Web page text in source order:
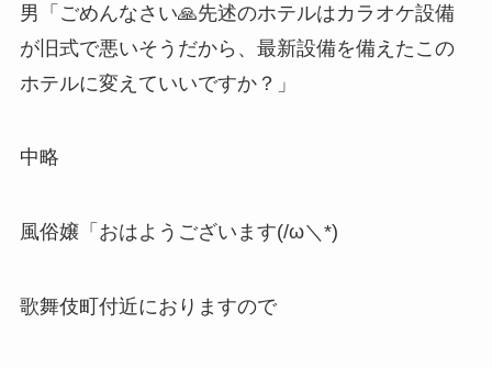
男「ごめんなさい🙏先述のホテルはカラオケ設備
が旧式で悪いそうだから、最新設備を備えたこの
ホテルに変えていいですか？」
中略
風俗嬢「おはようございます(/ω＼*)
歌舞伎町付近におりますので